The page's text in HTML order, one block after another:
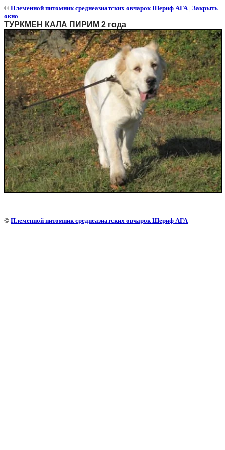
© Племенной питомник среднеазиатских овчарок Шериф АГА| Закрыть
окно
ТУРКМЕН КАЛА ПИРИМ 2 года
© Племенной питомник среднеазиатских овчарок Шериф АГА